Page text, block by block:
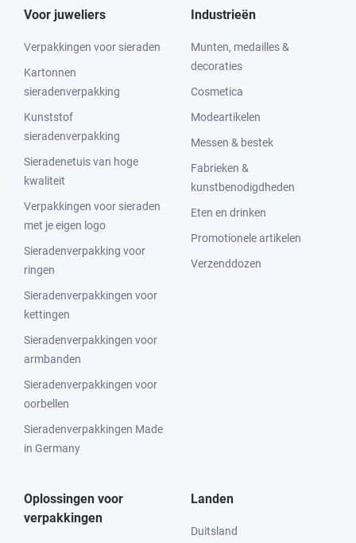
Voor juweliers
Verpakkingen voor sieraden
Kartonnen
sieradenverpakking
Kunststof
sieradenverpakking
Sieradenetuis van hoge
kwaliteit
Verpakkingen voor sieraden
met je eigen logo
Sieradenverpakking voor
ringen
Sieradenverpakkingen voor
kettingen
Sieradenverpakkingen voor
armbanden
Sieradenverpakkingen voor
oorbellen
Sieradenverpakkingen Made
in Germany
Industrieën
Munten, medailles &
decoraties
Cosmetica
Modeartikelen
Messen & bestek
Fabrieken &
kunstbenodigdheden
Eten en drinken
Promotionele artikelen
Verzenddozen
Oplossingen voor
verpakkingen
Landen
Duitsland